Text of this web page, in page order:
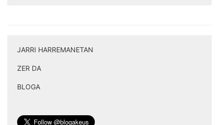
JARRI HARREMANETAN
ZER DA
BLOGA